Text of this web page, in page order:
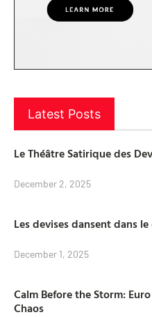
Latest Posts
Le Théâtre Satirique des
December 2, 2025
Les devises dansent dans
December 1, 2025
Calm Before the Storm:
Chaos